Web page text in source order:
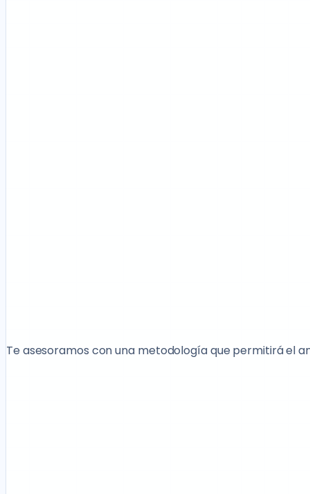
Te asesoramos con una metodología que permitirá el